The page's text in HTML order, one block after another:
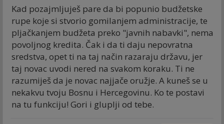
Kad pozajmljuješ pare da bi popunio budžetske
rupe koje si stvorio gomilanjem administracije, te
pljačkanjem budžeta preko "javnih nabavki", nema
povoljnog kredita. Čak i da ti daju nepovratna
sredstva, opet ti na taj način razaraju državu, jer
taj novac uvodi nered na svakom koraku. Ti ne
razumiješ da je novac najjače oružje. A kuneš se u
nekakvu tvoju Bosnu i Hercegovinu. Ko te postavi
na tu funkciju! Gori i gluplji od tebe.